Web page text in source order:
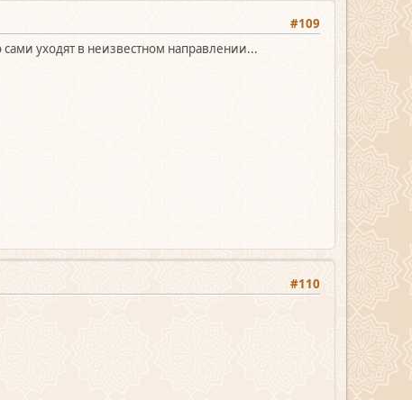
#109
уходят в неизвестном направлении...
#110